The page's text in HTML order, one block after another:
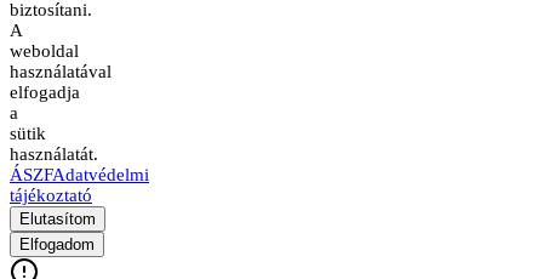
biztosítani.
A
weboldal
használatával
elfogadja
a
sütik
használatát.
ÁSZFAdatvédelmi
tájékoztató
Elutasítom
Elfogadom